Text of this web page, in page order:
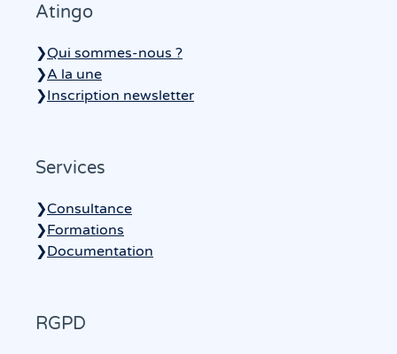
Atingo
❯Qui sommes-nous ?
❯A la une
❯Inscription newsletter
Services
❯Consultance
❯Formations
❯Documentation
RGPD